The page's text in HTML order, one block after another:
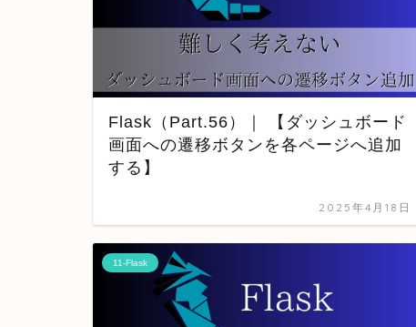
Flask（Part.56）｜ 【ダッシュボード
画面への遷移ボタンを各ページへ追加
する】
2025年4月18日
11-Flask